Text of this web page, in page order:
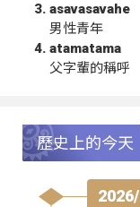
asavasavahe
男性青年
atamatama
父字輩的稱呼
歷史上的今天